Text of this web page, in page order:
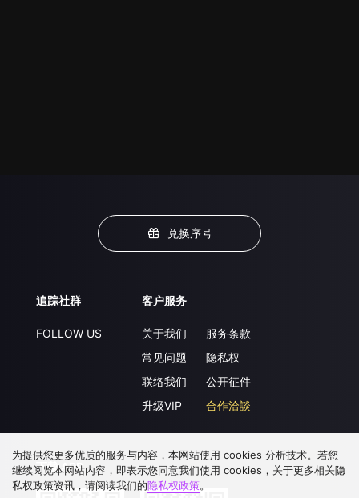
兑换序号
追踪社群
FOLLOW US
客户服务
关于我们
常见问题
联络我们
升级VIP
服务条款
隐私权
公开征件
合作洽談
下载 APP
为提供您更多优质的服务与内容，本网站使用 cookies 分析技术。若您
继续阅览本网站内容，即表示您同意我们使用 cookies，关于更多相关隐
私权政策资讯，请阅读我们的隐私权政策。